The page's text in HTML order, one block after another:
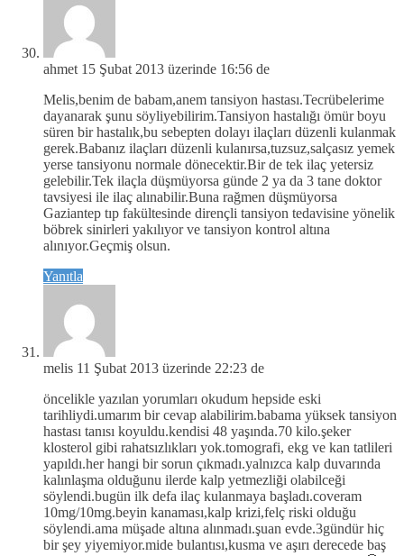
ahmet 15 Şubat 2013 üzerinde 16:56 de
Melis,benim de babam,anem tansiyon hastası.Tecrübelerime
dayanarak şunu söyliyebilirim.Tansiyon hastalığı ömür boyu
süren bir hastalık,bu sebepten dolayı ilaçları düzenli kulanmak
gerek.Babanız ilaçları düzenli kulanırsa,tuzsuz,salçasız yemek
yerse tansiyonu normale dönecektir.Bir de tek ilaç yetersiz
gelebilir.Tek ilaçla düşmüyorsa günde 2 ya da 3 tane doktor
tavsiyesi ile ilaç alınabilir.Buna rağmen düşmüyorsa
Gaziantep tıp fakültesinde dirençli tansiyon tedavisine yönelik
böbrek sinirleri yakılıyor ve tansiyon kontrol altına
alınıyor.Geçmiş olsun.
Yanıtla
melis 11 Şubat 2013 üzerinde 22:23 de
öncelikle yazılan yorumları okudum hepside eski
tarihliydi.umarım bir cevap alabilirim.babama yüksek tansiyon
hastası tanısı koyuldu.kendisi 48 yaşında.70 kilo.şeker
klosterol gibi rahatsızlıkları yok.tomografi, ekg ve kan tatlileri
yapıldı.her hangi bir sorun çıkmadı.yalnızca kalp duvarında
kalınlaşma olduğunu ilerde kalp yetmezliği olabilceği
söylendi.bugün ilk defa ilaç kulanmaya başladı.coveram
10mg/10mg.beyin kanaması,kalp krizi,felç riski olduğu
söylendi.ama müşade altına alınmadı.şuan evde.3gündür hiç
bir şey yiyemiyor.mide bulantısı,kusma ve aşırı derecede baş